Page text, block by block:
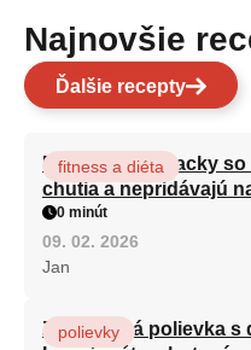
Najnovšie
Ďalšie recepty
Brokolicové placky
chutia a nepridávajú
fitness a diéta
0 minút
09. 02. 2026
Jan
Zeleninová polievka s
polievky